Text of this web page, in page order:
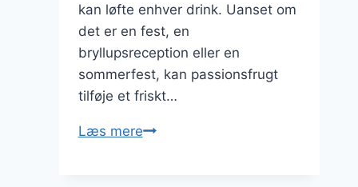
kan løfte enhver drink. Uanset om
det er en fest, en
bryllupsreception eller en
sommerfest, kan passionsfrugt
tilføje et friskt…
Læs merePassionsfrugt